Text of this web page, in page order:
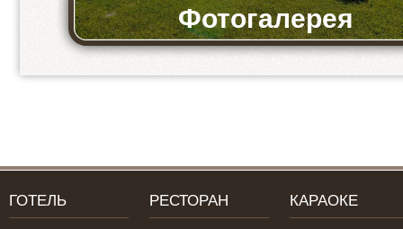
Фотогалерея
Фото бази та ресторану
ГОТЕЛЬ РЕСТОРАН КАРАОКЕ